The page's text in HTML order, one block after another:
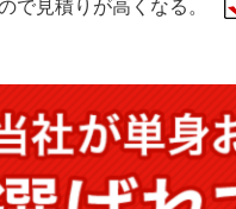
で見積りが高くなる。